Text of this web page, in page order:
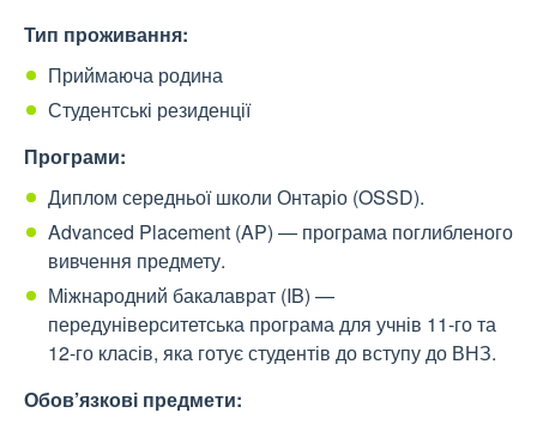
Тип проживання:
Приймаюча родина
Студентські резиденції
Програми:
Диплом середньої школи Онтаріо (OSSD).
Advanced Placement (AP) — програма поглибленого
вивчення предмету.
Міжнародний бакалаврат (IB) —
передуніверситетська програма для учнів 11-го та
12-го класів, яка готує студентів до вступу до ВНЗ.
Обов’язкові предмети: